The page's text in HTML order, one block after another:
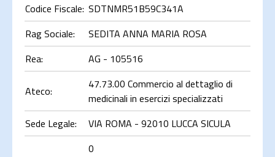
Codice Fiscale: SDTNMR51B59C341A
Rag Sociale:
SEDITA ANNA MARIA ROSA
Rea:
AG - 105516
Ateco:
47.73.00 Commercio al dettaglio di
medicinali in esercizi specializzati
Sede Legale:
VIA ROMA - 92010 LUCCA SICULA
0